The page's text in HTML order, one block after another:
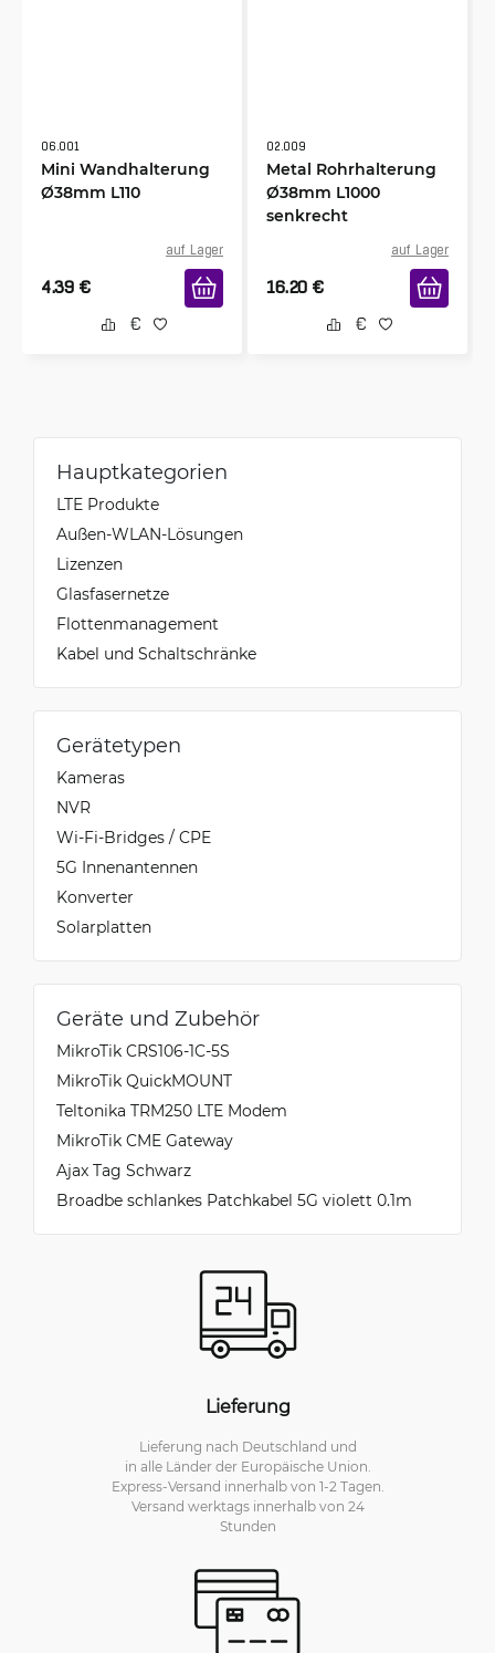
06.001
Mini Wandhalterung
Ø38mm L110
auf Lager
4.39 €
02.009
Metal Rohrhalterung
Ø38mm L1000
senkrecht
auf Lager
16.20 €
Hauptkategorien
LTE Produkte
Außen-WLAN-Lösungen
Lizenzen
Glasfasernetze
Flottenmanagement
Kabel und Schaltschränke
Gerätetypen
Kameras
NVR
Wi-Fi-Bridges / CPE
5G Innenantennen
Konverter
Solarplatten
Geräte und Zubehör
MikroTik CRS106-1C-5S
MikroTik QuickMOUNT
Teltonika TRM250 LTE Modem
MikroTik CME Gateway
Ajax Tag Schwarz
Broadbe schlankes Patchkabel 5G violett 0.1m
Lieferung
Lieferung nach Deutschland und
in alle Länder der Europäische Union.
Express-Versand innerhalb von 1-2 Tagen.
Versand werktags innerhalb von 24
Stunden